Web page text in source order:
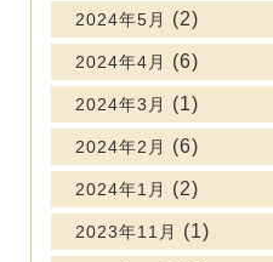
2024年5月 (2)
2024年4月 (6)
2024年3月 (1)
2024年2月 (6)
2024年1月 (2)
2023年11月 (1)